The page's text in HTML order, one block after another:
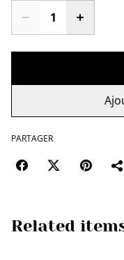
PARTAGER
Related